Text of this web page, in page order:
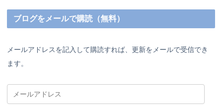
ブログをメールで購読（無料）
メールアドレスを記入して購読すれば、更新をメールで受信でき
ます。